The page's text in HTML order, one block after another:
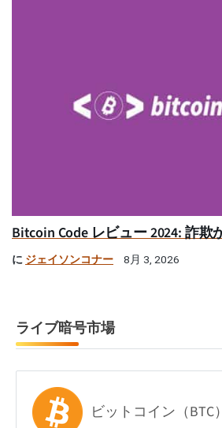
Bitcoin Code レビュー 2024: 詐欺
に ジェイソンコナー 8月 3, 2026
ライブ暗号市場
ビットコイン（BTC）